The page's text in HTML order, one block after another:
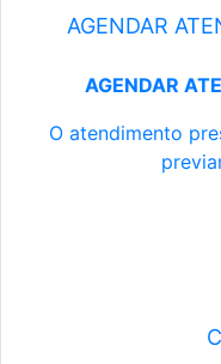
AGENDAR
AGENDAR
O atendimento